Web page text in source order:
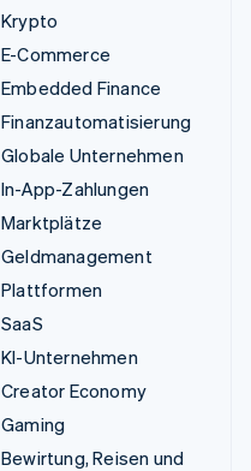
Krypto
E-Commerce
Embedded Finance
Finanzautomatisierung
Globale Unternehmen
In-App-Zahlungen
Marktplätze
Geldmanagement
Plattformen
SaaS
KI-Unternehmen
Creator Economy
Gaming
Bewirtung, Reisen und